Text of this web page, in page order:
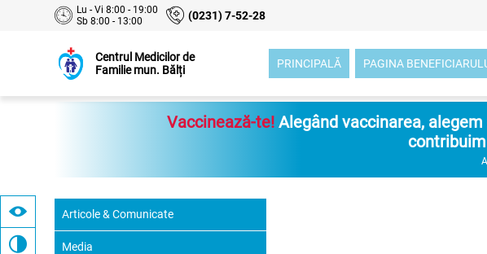
Lu - Vi 8:00 - 19:00
Sb 8:00 - 13:00
(0231) 7-52-28
Centrul Medicilor de
Familie mun. Bălți
PRINCIPALĂ PAGINA
Vaccinează-te! Alegând vaccinarea,
Articole & Comunicate
Media